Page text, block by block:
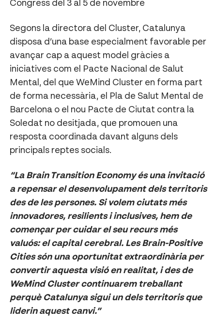
Congress del 3 al 5 de novembre
Segons la directora del Cluster, Catalunya
disposa d’una base especialment favorable per
avançar cap a aquest model gràcies a
iniciatives com el Pacte Nacional de Salut
Mental, del que WeMind Cluster en forma part
de forma necessària, el Pla de Salut Mental de
Barcelona o el nou Pacte de Ciutat contra la
Soledat no desitjada, que promouen una
resposta coordinada davant alguns dels
principals reptes socials.
“La Brain Transition Economy és una invitació
a repensar el desenvolupament dels territoris
des de les persones. Si volem ciutats més
innovadores, resilients i inclusives, hem de
començar per cuidar el seu recurs més
valuós: el capital cerebral. Les Brain-Positive
Cities són una oportunitat extraordinària per
convertir aquesta visió en realitat, i des de
WeMind Cluster continuarem treballant
perquè Catalunya sigui un dels territoris que
liderin aquest canvi.”